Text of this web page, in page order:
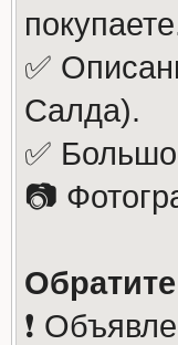
✅
Салда).
✅
📷
❗️